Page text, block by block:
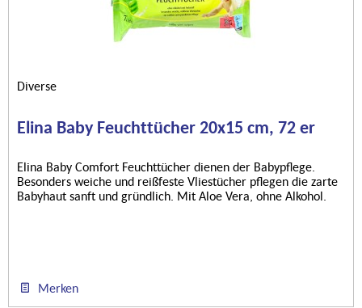
Diverse
Elina Baby Feuchttücher 20x15 cm, 72 er
Elina Baby Comfort Feuchttücher dienen der Babypflege.
Besonders weiche und reißfeste Vliestücher pflegen die zarte
Babyhaut sanft und gründlich. Mit Aloe Vera, ohne Alkohol.
Merken